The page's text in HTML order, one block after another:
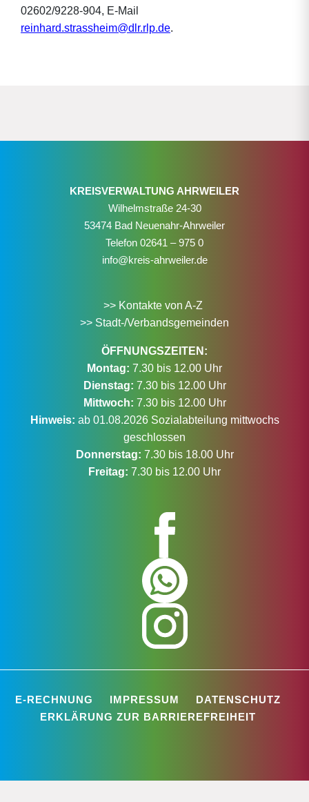
02602/9228-904, E-Mail
reinhard.strassheim@dlr.rlp.de.
KREISVERWALTUNG AHRWEILER
Wilhelmstraße 24-30
53474 Bad Neuenahr-Ahrweiler
Telefon 02641 – 975 0
info@kreis-ahrweiler.de
>> Kontakte von A-Z
>> Stadt-/Verbandsgemeinden
ÖFFNUNGSZEITEN:
Montag: 7.30 bis 12.00 Uhr
Dienstag: 7.30 bis 12.00 Uhr
Mittwoch: 7.30 bis 12.00 Uhr
Hinweis: ab 01.08.2026 Sozialabteilung mittwochs
geschlossen
Donnerstag: 7.30 bis 18.00 Uhr
Freitag: 7.30 bis 12.00 Uhr
E-RECHNUNG IMPRESSUM
DATENSCHUTZ
ERKLÄRUNG ZUR BARRIEREFREIHEIT